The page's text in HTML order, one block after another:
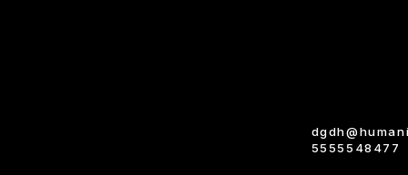
5555548477